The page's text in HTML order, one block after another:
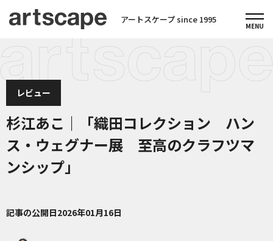
アートスケープ since 1995
レビュー
杉江あこ｜「織田コレクション ハン
ス・ウェグナー展 至高のクラフツマ
ンシップ」
記事の公開日2026年01月16日